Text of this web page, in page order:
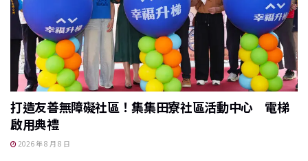
打造友善無障礙社區！集集田寮社區活動中心 電梯
啟用典禮
2026 年 8 月 8 日